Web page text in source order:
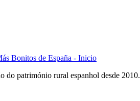
Bonitos de España - Inicio
do património rural espanhol desde 2010.